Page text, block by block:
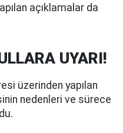
açıklamalar da
UYARI!
üzerinden yapılan
nedenleri ve sürece